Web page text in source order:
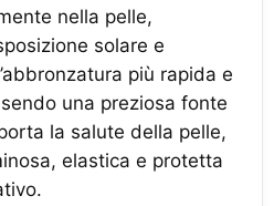
nella pelle,
solare e
più rapida e
una preziosa fonte
la salute della pelle,
elastica e protetta